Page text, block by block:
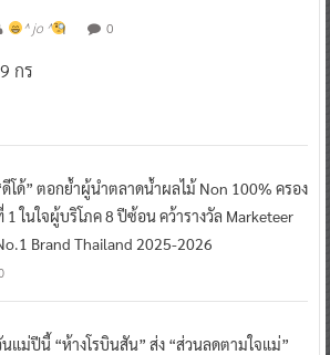
^ jo ^ 0
กร
ดีโด้” ตอกย้ำผู้นำตลาดน้ำผลไม้ Non 100% ครอง
1 ในใจผู้บริโภค 8 ปีซ้อน คว้ารางวัล Marketeer
Brand Thailand 2025-2026
แม่ปีนี้ “ห้างโรบินสัน” ส่ง “ส่วนลดตามใจแม่”